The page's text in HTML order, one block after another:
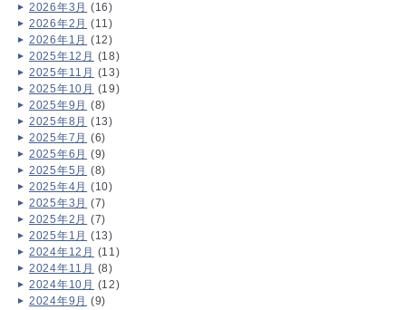
2026年3月 (16)
2026年2月 (11)
2026年1月 (12)
2025年12月 (18)
2025年11月 (13)
2025年10月 (19)
2025年9月 (8)
2025年8月 (13)
2025年7月 (6)
2025年6月 (9)
2025年5月 (8)
2025年4月 (10)
2025年3月 (7)
2025年2月 (7)
2025年1月 (13)
2024年12月 (11)
2024年11月 (8)
2024年10月 (12)
2024年9月 (9)